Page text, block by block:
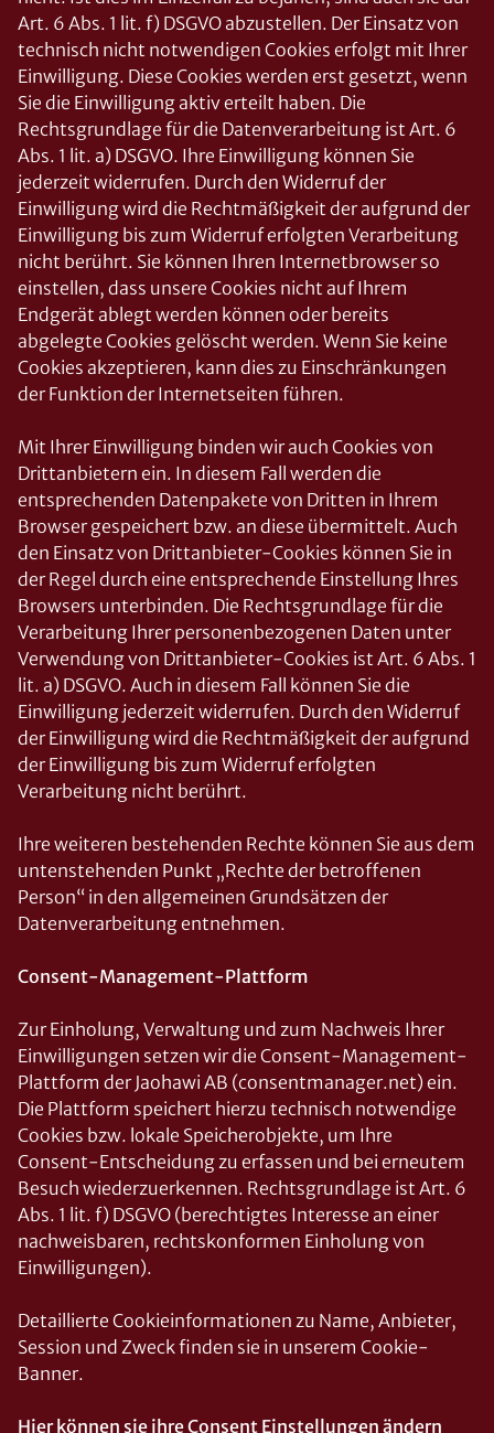
Art. 6 Abs. 1 lit. f) DSGVO abzustellen. Der Einsatz von
technisch nicht notwendigen Cookies erfolgt mit Ihrer
Einwilligung. Diese Cookies werden erst gesetzt, wenn
Sie die Einwilligung aktiv erteilt haben. Die
Rechtsgrundlage für die Datenverarbeitung ist Art. 6
Abs. 1 lit. a) DSGVO. Ihre Einwilligung können Sie
jederzeit widerrufen. Durch den Widerruf der
Einwilligung wird die Rechtmäßigkeit der aufgrund der
Einwilligung bis zum Widerruf erfolgten Verarbeitung
nicht berührt. Sie können Ihren Internetbrowser so
einstellen, dass unsere Cookies nicht auf Ihrem
Endgerät ablegt werden können oder bereits
abgelegte Cookies gelöscht werden. Wenn Sie keine
Cookies akzeptieren, kann dies zu Einschränkungen
der Funktion der Internetseiten führen.
Mit Ihrer Einwilligung binden wir auch Cookies von
Drittanbietern ein. In diesem Fall werden die
entsprechenden Datenpakete von Dritten in Ihrem
Browser gespeichert bzw. an diese übermittelt. Auch
den Einsatz von Drittanbieter-Cookies können Sie in
der Regel durch eine entsprechende Einstellung Ihres
Browsers unterbinden. Die Rechtsgrundlage für die
Verarbeitung Ihrer personenbezogenen Daten unter
Verwendung von Drittanbieter-Cookies ist Art. 6 Abs. 1
lit. a) DSGVO. Auch in diesem Fall können Sie die
Einwilligung jederzeit widerrufen. Durch den Widerruf
der Einwilligung wird die Rechtmäßigkeit der aufgrund
der Einwilligung bis zum Widerruf erfolgten
Verarbeitung nicht berührt.
Ihre weiteren bestehenden Rechte können Sie aus dem
untenstehenden Punkt „Rechte der betroffenen
Person“ in den allgemeinen Grundsätzen der
Datenverarbeitung entnehmen.
Consent-Management-Plattform
Zur Einholung, Verwaltung und zum Nachweis Ihrer
Einwilligungen setzen wir die Consent-Management-
Plattform der Jaohawi AB (consentmanager.net) ein.
Die Plattform speichert hierzu technisch notwendige
Cookies bzw. lokale Speicherobjekte, um Ihre
Consent-Entscheidung zu erfassen und bei erneutem
Besuch wiederzuerkennen. Rechtsgrundlage ist Art. 6
Abs. 1 lit. f) DSGVO (berechtigtes Interesse an einer
nachweisbaren, rechtskonformen Einholung von
Einwilligungen).
Detaillierte Cookieinformationen zu Name, Anbieter,
Session und Zweck finden sie in unserem Cookie-
Banner.
Hier können sie ihre Consent Einstellungen ändern